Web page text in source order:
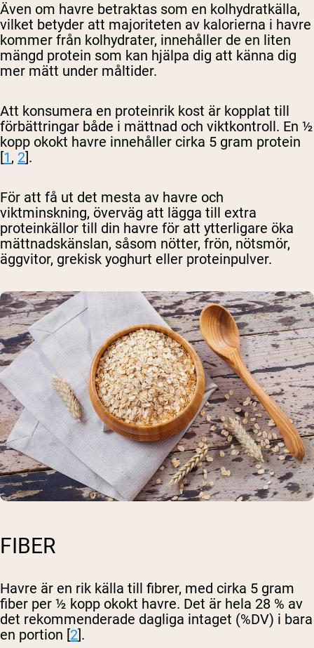
Även om havre betraktas som en kolhydratkälla,
vilket betyder att majoriteten av kalorierna i havre
kommer från kolhydrater, innehåller de en liten
mängd protein som kan hjälpa dig att känna dig
mer mätt under måltider.
Att konsumera en proteinrik kost är kopplat till
förbättringar både i mättnad och viktkontroll. En ½
kopp okokt havre innehåller cirka 5 gram protein
[1, 2].
För att få ut det mesta av havre och
viktminskning, överväg att lägga till extra
proteinkällor till din havre för att ytterligare öka
mättnadskänslan, såsom nötter, frön, nötsmör,
äggvitor, grekisk yoghurt eller proteinpulver.
FIBER
Havre är en rik källa till fibrer, med cirka 5 gram
fiber per ½ kopp okokt havre. Det är hela 28 % av
det rekommenderade dagliga intaget (%DV) i bara
en portion [2].